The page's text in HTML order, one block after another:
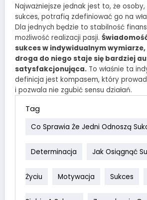
Najważniejsze jednak jest to, że
sukces, potrafią zdefiniować go na
Dla jednych będzie to stabilność
możliwość realizacji pasji.
sukces w indywidualnym wymiarze,
droga do niego staje się bardziej
satysfakcjonująca. To właśnie ta
definicja jest kompasem, który
i pozwala nie zgubić sensu działań.
Tag
Co Sprawia Że Jedni Odnoszą
Determinacja Jak Osiągnąć
Życiu Motywacja Sukces